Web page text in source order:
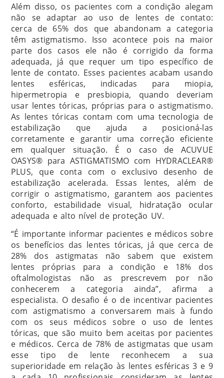
Além disso, os pacientes com a condição alegam
não se adaptar ao uso de lentes de contato:
cerca de 65% dos que abandonam a categoria
têm astigmatismo. Isso acontece pois na maior
parte dos casos ele não é corrigido da forma
adequada, já que requer um tipo específico de
lente de contato. Esses pacientes acabam usando
lentes esféricas, indicadas para miopia,
hipermetropia e presbiopia, quando deveriam
usar lentes tóricas, próprias para o astigmatismo.
As lentes tóricas contam com uma tecnologia de
estabilização que ajuda a posicioná-las
corretamente e garantir uma correção eficiente
em qualquer situação. É o caso de ACUVUE
OASYS® para ASTIGMATISMO com HYDRACLEAR®
PLUS, que conta com o exclusivo desenho de
estabilização acelerada. Essas lentes, além de
corrigir o astigmatismo, garantem aos pacientes
conforto, estabilidade visual, hidratação ocular
adequada e alto nível de proteção UV.
“É importante informar pacientes e médicos sobre
os benefícios das lentes tóricas, já que cerca de
28% dos astigmatas não sabem que existem
lentes próprias para a condição e 18% dos
oftalmologistas não as prescrevem por não
conhecerem a categoria ainda”, afirma a
especialista. O desafio é o de incentivar pacientes
com astigmatismo a conversarem mais à fundo
com os seus médicos sobre o uso de lentes
tóricas, que são muito bem aceitas por pacientes
e médicos. Cerca de 78% de astigmatas que usam
esse tipo de lente reconhecem a sua
superioridade em relação às lentes esféricas 3 e 9